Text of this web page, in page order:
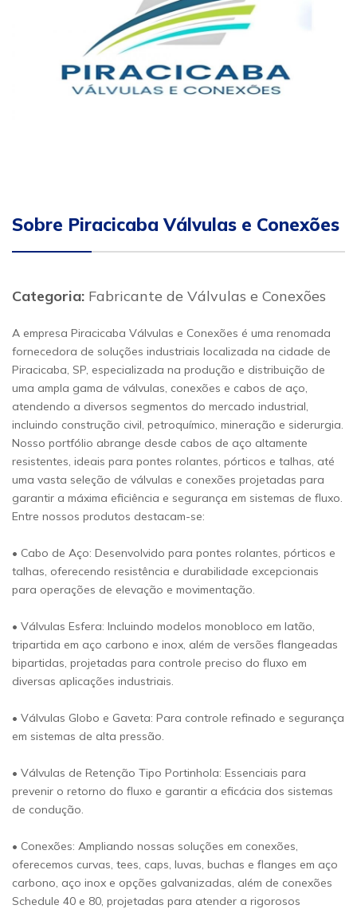
Sobre Piracicaba Válvulas e Conexões
Categoria: Fabricante de Válvulas e Conexões
A empresa Piracicaba Válvulas e Conexões é uma renomada
fornecedora de soluções industriais localizada na cidade de
Piracicaba, SP, especializada na produção e distribuição de
uma ampla gama de válvulas, conexões e cabos de aço,
atendendo a diversos segmentos do mercado industrial,
incluindo construção civil, petroquímico, mineração e siderurgia.
Nosso portfólio abrange desde cabos de aço altamente
resistentes, ideais para pontes rolantes, pórticos e talhas, até
uma vasta seleção de válvulas e conexões projetadas para
garantir a máxima eficiência e segurança em sistemas de fluxo.
Entre nossos produtos destacam-se:
• Cabo de Aço: Desenvolvido para pontes rolantes, pórticos e
talhas, oferecendo resistência e durabilidade excepcionais
para operações de elevação e movimentação.
• Válvulas Esfera: Incluindo modelos monobloco em latão,
tripartida em aço carbono e inox, além de versões flangeadas
bipartidas, projetadas para controle preciso do fluxo em
diversas aplicações industriais.
• Válvulas Globo e Gaveta: Para controle refinado e segurança
em sistemas de alta pressão.
• Válvulas de Retenção Tipo Portinhola: Essenciais para
prevenir o retorno do fluxo e garantir a eficácia dos sistemas
de condução.
• Conexões: Ampliando nossas soluções em conexões,
oferecemos curvas, tees, caps, luvas, buchas e flanges em aço
carbono, aço inox e opções galvanizadas, além de conexões
Schedule 40 e 80, projetadas para atender a rigorosos